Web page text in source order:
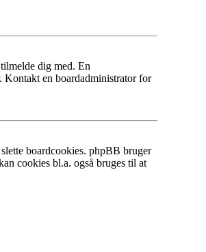
dig med. En
Kontakt en boardadministrator for
boardcookies. phpBB bruger
cookies bl.a. også bruges til at